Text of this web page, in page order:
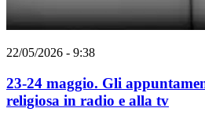
22/05/2026 - 9:38
23-24 maggio. Gli
religiosa in radio e alla tv